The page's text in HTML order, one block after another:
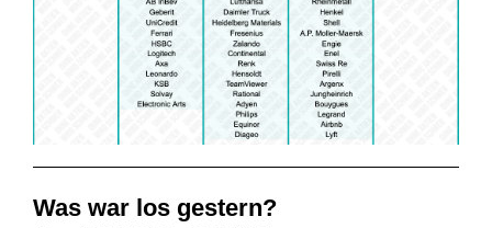
Was war los gestern?